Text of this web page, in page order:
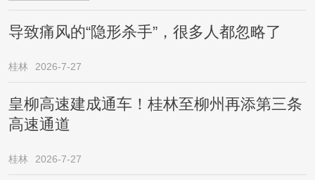
导致痛风的“隐形杀手”，很多人都忽略了
桂林 2026-7-27
皇柳高速建成通车！桂林至柳州再添第三条
高速通道
桂林 2026-7-27